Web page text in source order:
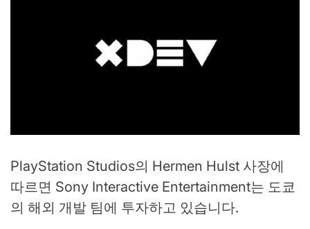
PlayStation Studios의 Hermen Hulst 사장에
따르면 Sony Interactive Entertainment는 도쿄
의 해외 개발 팀에 투자하고 있습니다.